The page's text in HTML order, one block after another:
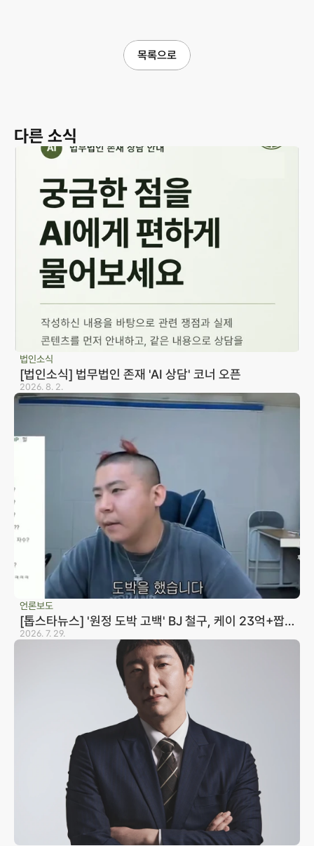
목록으로
다른 소식
법인소식
[법인소식] 법무법인 존재 'AI 상담' 코너 오픈
2026. 8. 2.
언론보도
[톱스타뉴스] '원정 도박 고백' BJ 철구, 케이 23억+짭
구 20억 빌렸다…변호사 "형량 10년까지 바라볼 수 있
2026. 7. 29.
사업자등록번호 823-87-02964
광고 책임 변호사 노종언
대표변호사 윤지상, 노종언